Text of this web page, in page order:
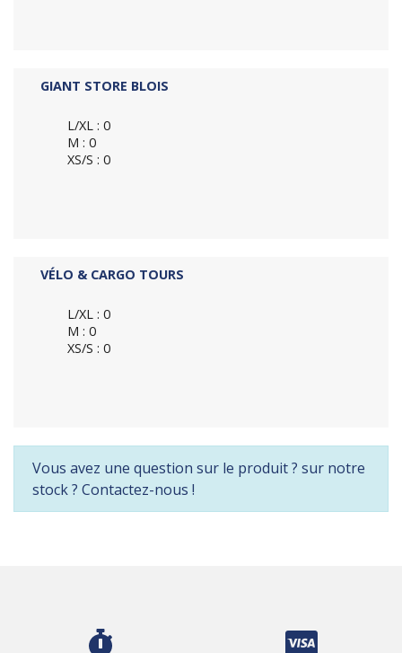
GIANT STORE BLOIS
L/XL : 0
M : 0
XS/S : 0
VÉLO & CARGO TOURS
L/XL : 0
M : 0
XS/S : 0
Vous avez une question sur le produit ? sur notre
stock ? Contactez-nous !